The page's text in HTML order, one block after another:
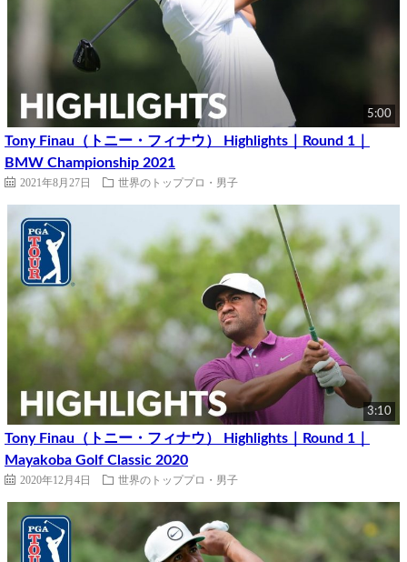
5:00
Tony Finau（トニー・フィナウ） Highlights｜Round 1｜
BMW Championship 2021
2021年8月27日 世界のトッププロ・男子
3:10
Tony Finau（トニー・フィナウ） Highlights｜Round 1｜
Mayakoba Golf Classic 2020
2020年12月4日 世界のトッププロ・男子